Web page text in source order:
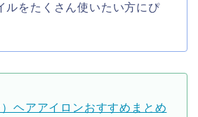
ルをたくさん使いたい方にぴ
ヘアアイロンおすすめまとめ